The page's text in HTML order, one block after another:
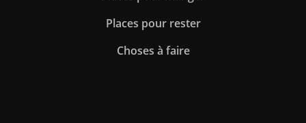
Places pour rester
Choses à faire